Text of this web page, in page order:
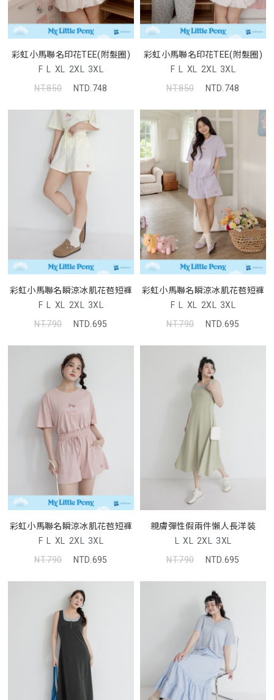
彩虹小馬聯名印花TEE(附髮圈)
F L XL 2XL 3XL
NT.850
NTD.748
彩虹小馬聯名印花TEE(附髮圈)
F L XL 2XL 3XL
NT.850
NTD.748
彩虹小馬聯名瞬涼冰肌花苞短褲
F L XL 2XL 3XL
NT.790
NTD.695
彩虹小馬聯名瞬涼冰肌花苞短褲
F L XL 2XL 3XL
NT.790
NTD.695
彩虹小馬聯名瞬涼冰肌花苞短褲
F L XL 2XL 3XL
NT.790
NTD.695
親膚彈性假兩件懶人長洋裝
L XL 2XL 3XL
NT.790
NTD.695